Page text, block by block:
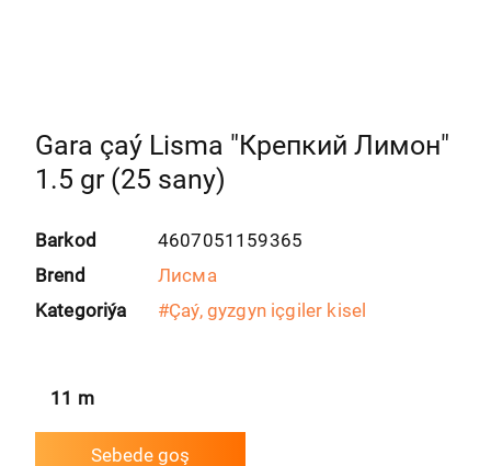
Gara çaý Lisma "Крепкий Лимон"
1.5 gr (25 sany)
Barkod
4607051159365
Brend
Лисма
Kategoriýa
#Çaý, gyzgyn içgiler kisel
11 m
Sebede goş